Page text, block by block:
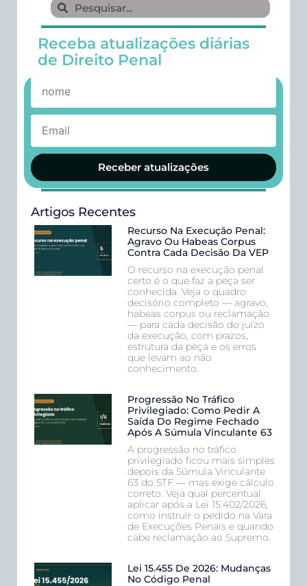
Receba atualizações diárias
de Direito Penal
Receber atualizações
Artigos Recentes
Recurso Na Execução Penal:
Agravo Ou Habeas Corpus
Contra Cada Decisão Da VEP
O recurso na execução penal
certo é o que faz a peça ser
conhecida. Veja o quadro
decisório completo — agravo,
habeas corpus ou reclamação
— para cada decisão do juízo
da execução, com prazos,
estrutura da peça e os erros
que levam ao não
conhecimento.
Progressão No Tráfico
Privilegiado: Como Pedir A
Saída Do Regime Fechado
Após A Súmula Vinculante 63
A progressão no tráfico
privilegiado ficou mais simples
depois da Súmula Vinculante
63 do STF — mas exige cálculo
correto. Veja qual percentual
aplicar após a Lei 15.402/2026,
como instruir o pedido na Vara
de Execuções Penais e quando
cabe reclamação ao Supremo.
Lei 15.455 De 2026: Mudanças
No Código Penal